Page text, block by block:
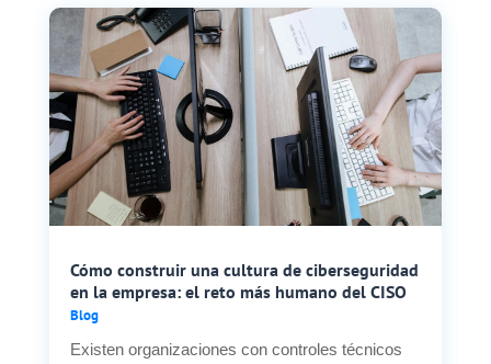
Cómo construir una cultura de ciberseguridad
en la empresa: el reto más humano del CISO
Blog
Existen organizaciones con controles técnicos